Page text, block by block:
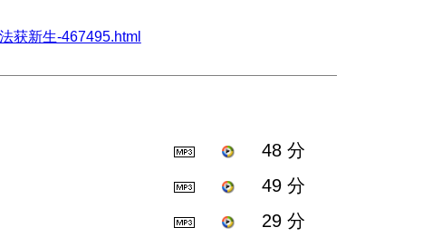
获新生-467495.html
48 分
49 分
29 分